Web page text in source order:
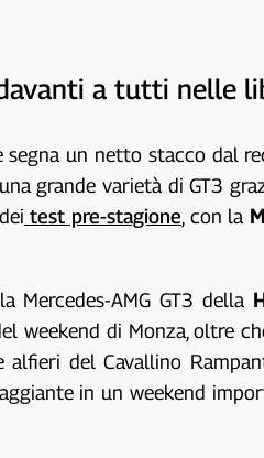
a tutti nelle
segna un netto stacco dal
grande varietà di GT3
test pre-stagione , con la
Mercedes-AMG GT3 della
di Monza, oltre
alfieri del Cavallino
in un weekend